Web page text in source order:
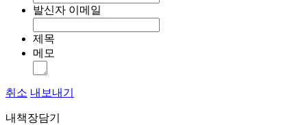
발신자 이메일
제목
메모
취소 내보내기
내책장담기